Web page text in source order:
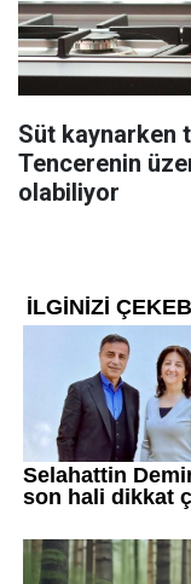
Süt kaynarken
Tencerenin
olabiliyor